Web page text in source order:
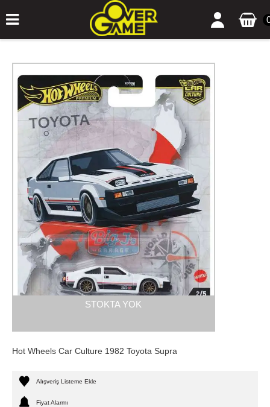
STOKTA YOK
Hot Wheels Car Culture 1982 Toyota Supra
Alışveriş Listeme Ekle
Fiyat Alarmı